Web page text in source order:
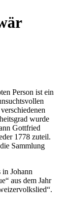
Person ist ein
wurde
Gottfried
1778 zuteil.
Sammlung
in Johann
aus dem Jahr